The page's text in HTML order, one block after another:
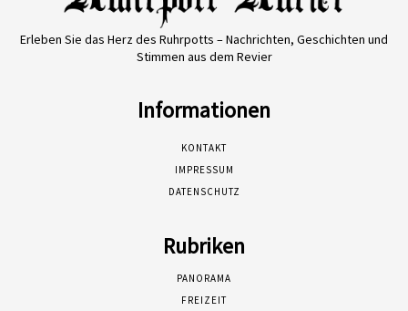
Erleben Sie das Herz des Ruhrpotts – Nachrichten, Geschichten und
Stimmen aus dem Revier
Informationen
KONTAKT
IMPRESSUM
DATENSCHUTZ
Rubriken
PANORAMA
FREIZEIT